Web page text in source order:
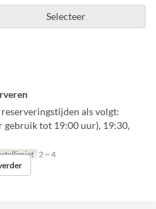
Selecteer
als volgt:
gebruik tot 19:00 uur), 19:30,
2 ~ 4